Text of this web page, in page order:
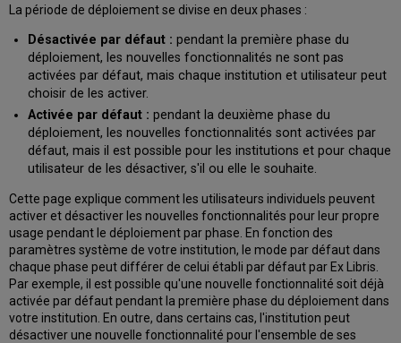
La période de déploiement se divise en deux phases :
Désactivée par défaut : pendant la première phase du
déploiement, les nouvelles fonctionnalités ne sont pas
activées par défaut, mais chaque institution et utilisateur peut
choisir de les activer.
Activée par défaut : pendant la deuxième phase du
déploiement, les nouvelles fonctionnalités sont activées par
défaut, mais il est possible pour les institutions et pour chaque
utilisateur de les désactiver, s'il ou elle le souhaite.
Cette page explique comment les utilisateurs individuels peuvent
activer et désactiver les nouvelles fonctionnalités pour leur propre
usage pendant le déploiement par phase. En fonction des
paramètres système de votre institution, le mode par défaut dans
chaque phase peut différer de celui établi par défaut par Ex Libris.
Par exemple, il est possible qu'une nouvelle fonctionnalité soit déjà
activée par défaut pendant la première phase du déploiement dans
votre institution. En outre, dans certains cas, l'institution peut
désactiver une nouvelle fonctionnalité pour l'ensemble de ses